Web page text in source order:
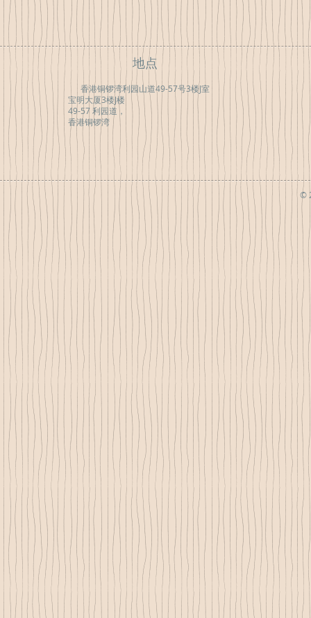
地点
香港铜锣湾利园山道49-57号3楼J室
宝明大厦3楼J楼
49-57 利园道，
香港铜锣湾
©